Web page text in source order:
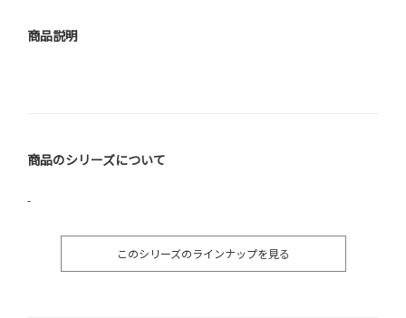
商品説明
商品のシリーズについて
-
このシリーズのラインナップを見る